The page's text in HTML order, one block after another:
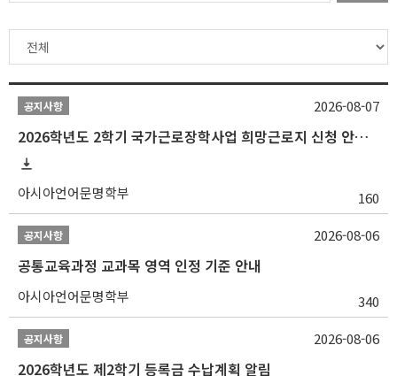
공지사항
2026학년도 2학기 국가근로장학사업 희망근로지 신청 안내
아시아언어문명학부 160
2026-08-07
공지사항
공통교육과정 교과목 영역 인정 기준 안내
아시아언어문명학부 340
2026-08-06
공지사항
2026학년도 제2학기 등록금 수납계획 알림
2026-08-06